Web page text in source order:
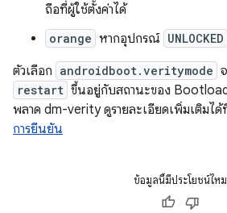
ถือที่ผู้ใช้ตั้งค่าได้
orange หากอุปกรณ์ UNLOCKED
ตัวเลือก androidboot.veritymode
restart ขึ้นอยู่กับสถานะของ
พลาด dm-verity ดูรายละเอียดเพิ่มเติมได้
การยืนยัน
ข้อมูลนี้มีประโยชน์ไหม